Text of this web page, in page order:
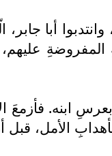
أبا
المفروضةِ
بعرسِ ابنه.
الأمل،